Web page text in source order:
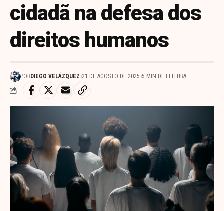
cidadã na defesa dos
direitos humanos
PORDIEGO VELÁZQUEZ 21 DE AGOSTO DE 2025 5 MIN DE LEITURA